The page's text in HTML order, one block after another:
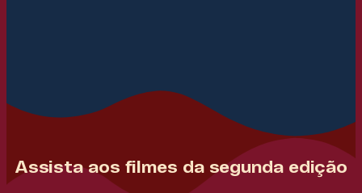
Assista aos filmes da segunda edição